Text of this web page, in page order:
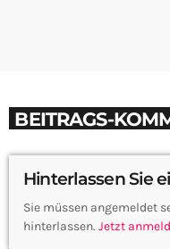
BEITRAGS-
Hinterlassen Sie
Sie müssen angemeldet
hinterlassen. Jetzt